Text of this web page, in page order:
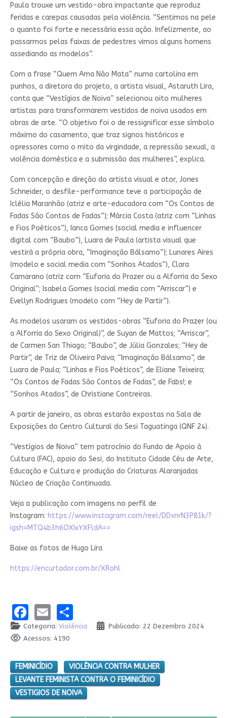
Paula trouxe um vestido-obra impactante que reproduz
feridas e carepas causadas pela violência. “Sentimos na pele
o quanto foi forte e necessária essa ação. Infelizmente, ao
passarmos pelas faixas de pedestres vimos alguns homens
assediando as modelos”.
Com a frase “Quem Ama Não Mata” numa cartolina em
punhos, a diretora do projeto, a artista visual, Astaruth Lira,
conta que “Vestígios de Noiva” selecionou oito mulheres
artistas para transformarem vestidos de noiva usados em
obras de arte. “O objetivo foi o de ressignificar esse símbolo
máximo do casamento, que traz signos históricos e
opressores como o mito da virgindade, a repressão sexual, a
violência doméstica e a submissão das mulheres”, explica.
Com concepção e direção do artista visual e ator, Jones
Schneider, o desfile-performance teve a participação de
Iclélia Maranhão (atriz e arte-educadora com “Os Contos de
Fadas São Contos de Fadas”); Márcia Costa (atriz com “Linhas
e Fios Poéticos”), Ianca Gomes (social media e influencer
digital com “Baubo”), Luara de Paula (artista visual que
vestirá a própria obra, “Imaginação Bálsamo”); Lunares Aires
(modelo e social media com “Sonhos Atados”), Clara
Camarano (atriz com “Euforia do Prazer ou a Alforria do Sexo
Original”; Isabela Gomes (social media com “Arriscar”) e
Evellyn Rodrigues (modelo com “Hey de Partir”).
As modelos usaram os vestidos-obras “Euforia do Prazer (ou
a Alforria do Sexo Original)”, de Suyan de Mattos; “Arriscar”,
de Carmen San Thiago; “Baubo”, de Júlia Gonzales; “Hey de
Partir”, de Triz de Oliveira Paiva; “Imaginação Bálsamo”, de
Luara de Paula; “Linhas e Fios Poéticos”, de Eliane Teixeira;
“Os Contos de Fadas São Contos de Fadas”, de Fabs!; e
“Sonhos Atados”, de Christiane Contreiras.
A partir de janeiro, as obras estarão expostas na Sala de
Exposições do Centro Cultural do Sesi Taguatinga (QNF 24).
“Vestígios de Noiva” tem patrocínio do Fundo de Apoio à
Cultura (FAC), apoio do Sesi, do Instituto Cidade Céu de Arte,
Educação e Cultura e produção do Criaturas Alaranjadas
Núcleo de Criação Continuada.
Veja a publicação com imagens no perfil de
Instagram: https://www.instagram.com/reel/DDxnrN3P81k/?
igsh=MTQ4b3h6OXIxYXFldA==
Baixe as fotos de Hugo Lira
https://encurtador.com.br/XRohl
Facebook
EmailShare
Categoria: Violência
Publicado: 22 Dezembro 2024
Acessos: 4190
FEMINICÍDIO
VIOLÊNCIA CONTRA MULHER
LEVANTE FEMINISTA CONTRA O FEMINICÍDIO
VESTIGIOS DE NOIVA